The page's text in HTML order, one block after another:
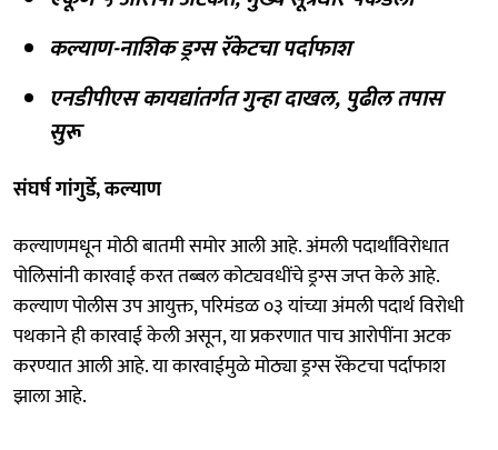
कल्याण-नाशिक ड्रग्स रॅकेटचा पर्दाफाश
एनडीपीएस कायद्यांतर्गत गुन्हा दाखल, पुढील तपास
सुरू
संघर्ष गांगुर्डे, कल्याण
कल्याणमधून मोठी बातमी समोर आली आहे. अंमली पदार्थांविरोधात
पोलिसांनी कारवाई करत तब्बल कोट्यवधींचे ड्रग्स जप्त केले आहे.
कल्याण पोलीस उप आयुक्त, परिमंडळ ०३ यांच्या अंमली पदार्थ विरोधी
पथकाने ही कारवाई केली असून, या प्रकरणात पाच आरोपींना अटक
करण्यात आली आहे. या कारवाईमुळे मोठ्या ड्रग्स रॅकेटचा पर्दाफाश
झाला आहे.